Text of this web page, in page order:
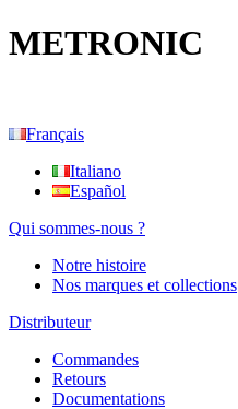
METRONIC
Français
Italiano
Español
Qui sommes-nous ?
Notre histoire
Nos marques et collections
Distributeur
Commandes
Retours
Documentations